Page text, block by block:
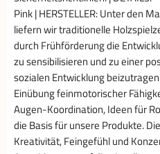
Pink | HERSTELLER: Unter den
liefern wir traditionelle
durch Frühförderung die
zu sensibilisieren und zu einer
sozialen Entwicklung
Einübung feinmotorischer
Augen-Koordination, Ideen für
die Basis für unsere Produkte.
Kreativität, Feingefühl und